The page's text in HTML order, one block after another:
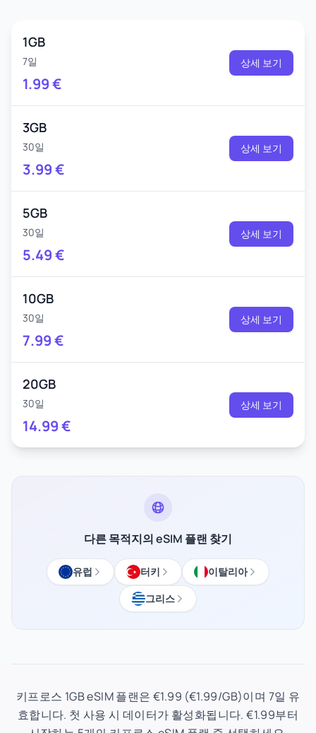
1GB
7일
1.99€
상세 보기
3GB
30일
3.99€
상세 보기
5GB
30일
5.49€
상세 보기
10GB
30일
7.99€
상세 보기
20GB
30일
14.99€
상세 보기
다른 목적지의 eSIM 플랜 찾기
유럽 터키
이탈리아
그리스
키프로스 1GB eSIM 플랜은 €1.99 (€1.99/GB)이며 7일 유
효합니다. 첫 사용 시 데이터가 활성화됩니다. €1.99부터